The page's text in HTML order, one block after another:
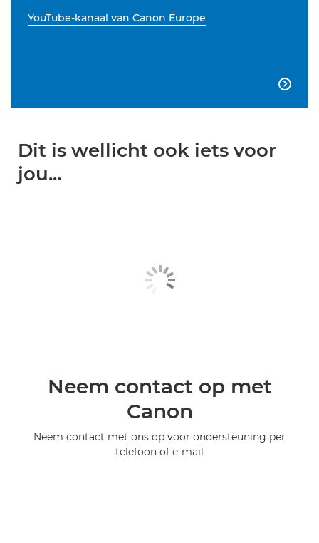
YouTube-kanaal van Canon Europe

Dit is wellicht ook iets voor
jou...
Neem contact op met
Canon
Neem contact met ons op voor ondersteuning per
telefoon of e-mail